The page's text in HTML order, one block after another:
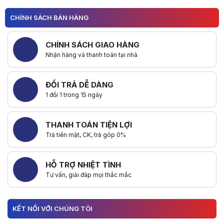
CHÍNH SÁCH BÁN HÀNG
CHÍNH SÁCH GIAO HÀNG
Nhận hàng và thanh toán tại nhà
ĐỔI TRẢ DỄ DÀNG
1 đổi 1 trong 15 ngày
THANH TOÁN TIỆN LỢI
Trả tiền mặt, CK, trả góp 0%
HỖ TRỢ NHIỆT TÌNH
Tư vấn, giải đáp mọi thắc mắc
KẾT NỐI VỚI CHÚNG TÔI